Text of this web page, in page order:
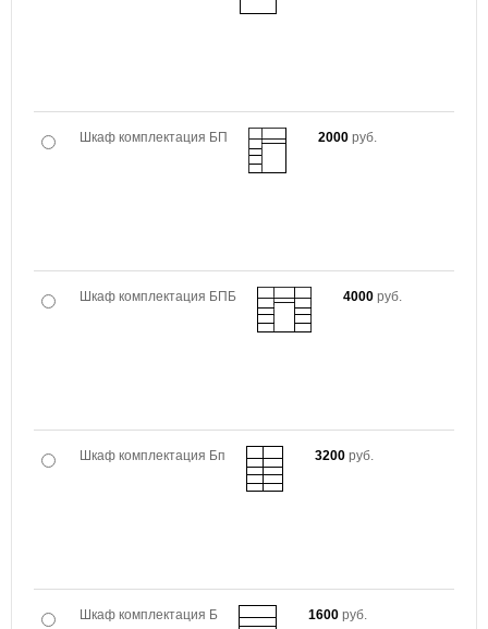
Шкаф комплектация БП 2000 руб.
Шкаф комплектация БПБ 4000 руб.
Шкаф комплектация Бп 3200 руб.
Шкаф комплектация Б 1600 руб.